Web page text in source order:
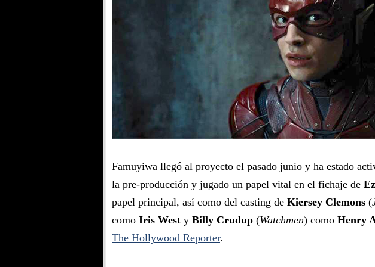
Famuyiwa llegó al proyecto el pasado junio y ha estado
la pre-producción y jugado un papel vital en el fichaje de
papel principal, así como del casting de Kiersey Clemons (
como Iris West y Billy Crudup (Watchmen) como Henry
The Hollywood Reporter.